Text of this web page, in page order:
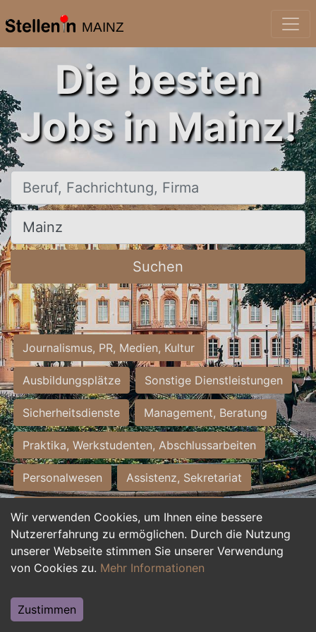
MAINZ
Wir verwenden Cookies, um Ihnen eine bessere
Nutzererfahrung zu ermöglichen. Durch die Nutzung
unserer Webseite stimmen Sie unserer Verwendung
von Cookies zu. Mehr Informationen
Zustimmen
Die besten
Jobs in Mainz!
Beruf, Fachrichtung, Firma
Ort, Stadt
Suchen
Journalismus, PR, Medien, Kultur
Ausbildungsplätze Sonstige Dienstleistungen
Sicherheitsdienste Management, Beratung
Praktika, Werkstudenten, Abschlussarbeiten
Personalwesen Assistenz, Sekretariat
Hilfskräfte, Aushilfs- und Nebenjobs
Einkauf, Logistik, Materialwirtschaft
Weiterbildung, Studium, duale Ausbildung
Tourismus